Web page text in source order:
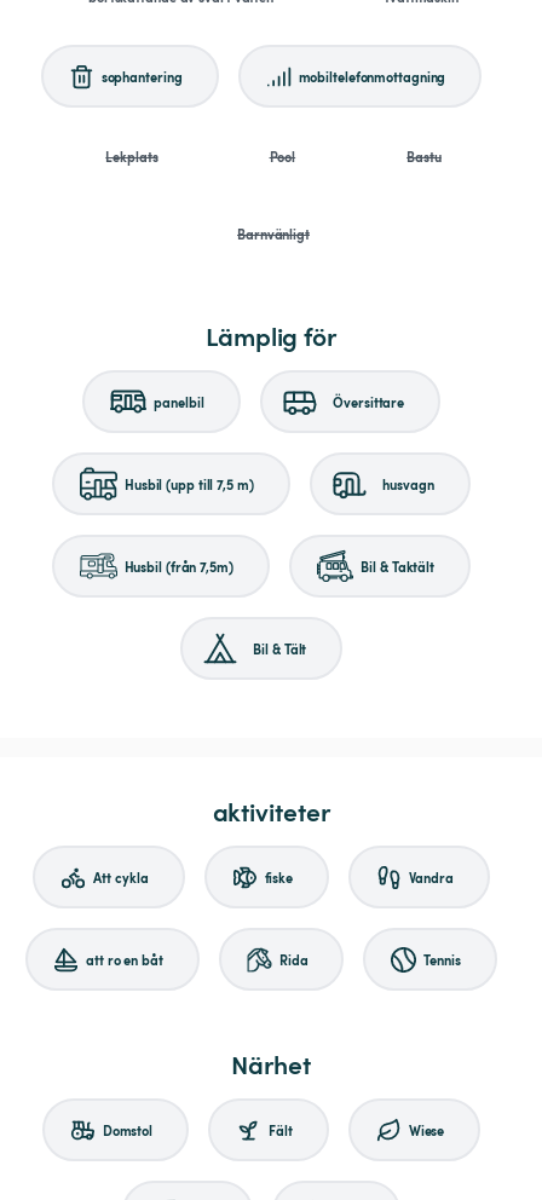
sophantering mobiltelefonmottagning
Lekplats Pool Bastu
Barnvänligt
Lämplig för
panelbil Översittare
Husbil (upp till 7,5 m) husvagn
Husbil (från 7,5m) Bil & Taktält
Bil & Tält
aktiviteter
Att cykla fiske Vandra
att ro en båt Rida Tennis
Närhet
Domstol Fält Wiese